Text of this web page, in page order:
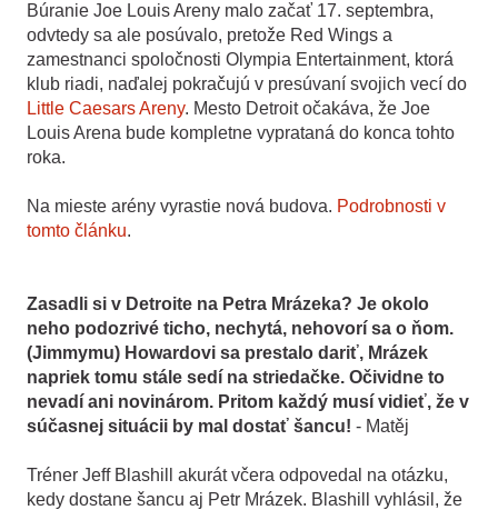
Búranie Joe Louis Areny malo začať 17. septembra,
odvtedy sa ale posúvalo, pretože Red Wings a
zamestnanci spoločnosti Olympia Entertainment, ktorá
klub riadi, naďalej pokračujú v presúvaní svojich vecí do
Little Caesars Areny. Mesto Detroit očakáva, že Joe
Louis Arena bude kompletne vyprataná do konca tohto
roka.
Na mieste arény vyrastie nová budova. Podrobnosti v
tomto článku.
Zasadli si v Detroite na Petra Mrázeka? Je okolo
neho podozrivé ticho, nechytá, nehovorí sa o ňom.
(Jimmymu) Howardovi sa prestalo dariť, Mrázek
napriek tomu stále sedí na striedačke. Očividne to
nevadí ani novinárom. Pritom každý musí vidieť, že v
súčasnej situácii by mal dostať šancu! - Matěj
Tréner Jeff Blashill akurát včera odpovedal na otázku,
kedy dostane šancu aj Petr Mrázek. Blashill vyhlásil, že